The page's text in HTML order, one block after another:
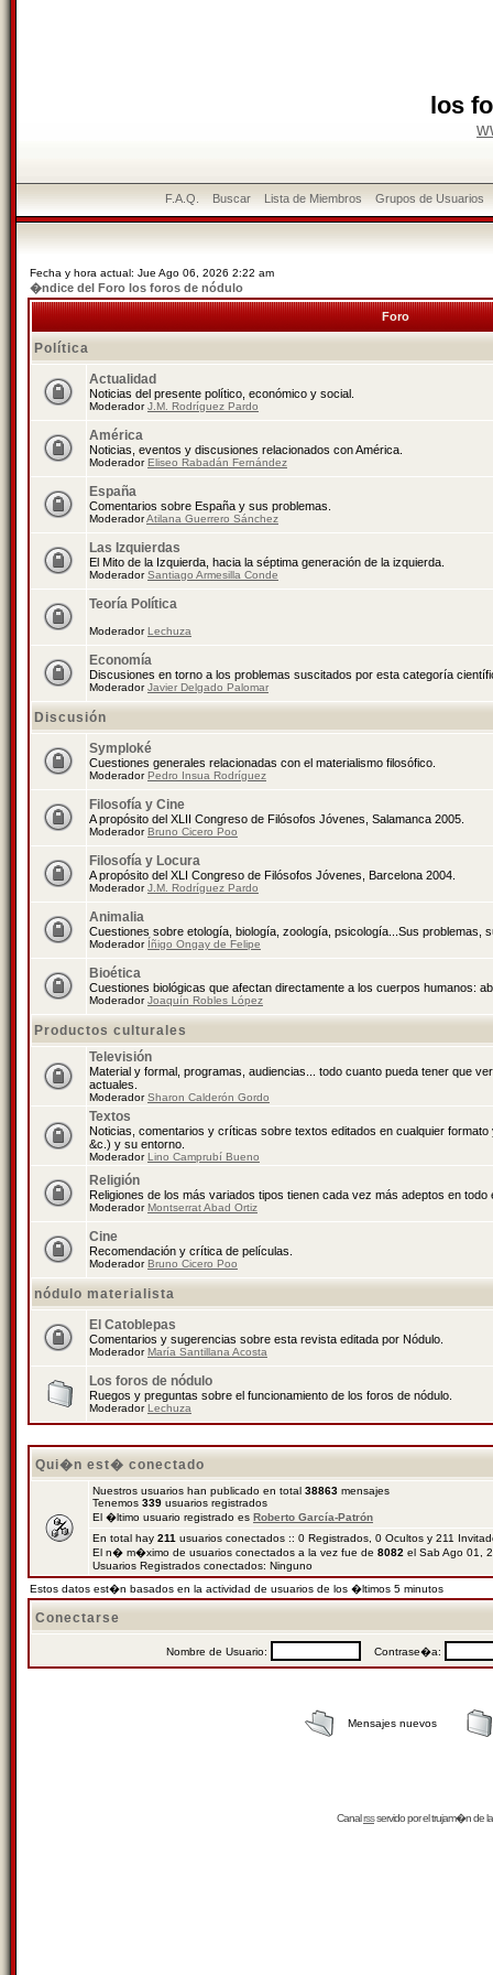
los
F.A.Q. Buscar Lista de Miembros Grupos de Usuarios
Fecha y hora actual: Jue Ago 06, 2026 2:22 am
�ndice del Foro los foros de nódulo
Foro
Política
Actualidad
Noticias del presente político, económico y social.
ModeradorJ.M. Rodríguez Pardo
América
Noticias, eventos y discusiones relacionados con América.
ModeradorEliseo Rabadán Fernández
España
Comentarios sobre España y sus problemas.
ModeradorAtilana Guerrero Sánchez
Las Izquierdas
El Mito de la Izquierda, hacia la séptima generación de la izquierda.
ModeradorSantiago Armesilla Conde
Teoría Política
ModeradorLechuza
Economía
Discusiones en torno a los problemas suscitados por esta categoría
ModeradorJavier Delgado Palomar
Discusión
Symploké
Cuestiones generales relacionadas con el materialismo filosófico.
ModeradorPedro Insua Rodríguez
Filosofía y Cine
A propósito del XLII Congreso de Filósofos Jóvenes, Salamanca 2005.
ModeradorBruno Cicero Poo
Filosofía y Locura
A propósito del XLI Congreso de Filósofos Jóvenes, Barcelona 2004.
ModeradorJ.M. Rodríguez Pardo
Animalia
Cuestiones sobre etología, biología, zoología, psicología...Sus problemas,
Moderador Íñigo Ongay de Felipe
Bioética
Cuestiones biológicas que afectan directamente a los cuerpos humanos:
ModeradorJoaquín Robles López
Productos culturales
Televisión
Material y formal, programas, audiencias... todo cuanto pueda tener que
actuales.
ModeradorSharon Calderón Gordo
Textos
Noticias, comentarios y críticas sobre textos editados en cualquier
&c.) y su entorno.
ModeradorLino Camprubí Bueno
Religión
Religiones de los más variados tipos tienen cada vez más adeptos en todo
ModeradorMontserrat Abad Ortiz
Cine
Recomendación y crítica de películas.
ModeradorBruno Cicero Poo
nódulo materialista
El Catoblepas
Comentarios y sugerencias sobre esta revista editada por Nódulo.
ModeradorMaría Santillana Acosta
Los foros de nódulo
Ruegos y preguntas sobre el funcionamiento de los foros de nódulo.
ModeradorLechuza
Qui�n est� conectado
Nuestros usuarios han publicado en total 38863 mensajes
Tenemos 339 usuarios registrados
El �ltimo usuario registrado es Roberto García-Patrón
En total hay 211 usuarios conectados :: 0 Registrados, 0 Ocultos y 211
El n� m�ximo de usuarios conectados a la vez fue de 8082 el Sab Ago 01,
Usuarios Registrados conectados: Ninguno
Estos datos est�n basados en la actividad de usuarios de los �ltimos 5 minutos
Conectarse
Nombre de Usuario: Contrase�a:
Mensajes nuevos
Canalrssservido por eltrujam�nde